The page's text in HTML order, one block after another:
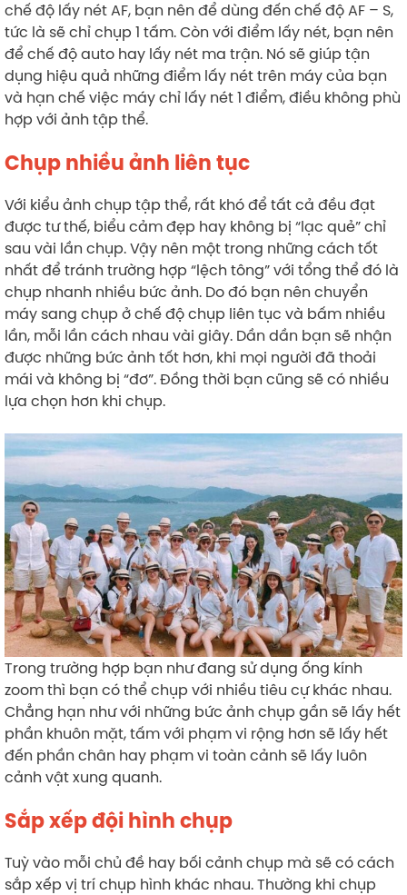
chế độ lấy nét AF, bạn nên để dùng đến chế độ AF – S,
tức là sẽ chỉ chụp 1 tấm. Còn với điểm lấy nét, bạn nên
để chế độ auto hay lấy nét ma trận. Nó sẽ giúp tận
dụng hiệu quả những điểm lấy nét trên máy của bạn
và hạn chế việc máy chỉ lấy nét 1 điểm, điều không phù
hợp với ảnh tập thể.
Chụp nhiều ảnh liên tục
Với kiểu ảnh chụp tập thể, rất khó để tất cả đều đạt
được tư thế, biểu cảm đẹp hay không bị “lạc quẻ” chỉ
sau vài lần chụp. Vậy nên một trong những cách tốt
nhất để tránh trường hợp “lệch tông” với tổng thể đó là
chụp nhanh nhiều bức ảnh. Do đó bạn nên chuyển
máy sang chụp ở chế độ chụp liên tục và bấm nhiều
lần, mỗi lần cách nhau vài giây. Dần dần bạn sẽ nhận
được những bức ảnh tốt hơn, khi mọi người đã thoải
mái và không bị “đơ”. Đồng thời bạn cũng sẽ có nhiều
lựa chọn hơn khi chụp.
Trong trường hợp bạn như đang sử dụng ống kính
zoom thì bạn có thể chụp với nhiều tiêu cự khác nhau.
Chẳng hạn như với những bức ảnh chụp gần sẽ lấy hết
phần khuôn mặt, tấm với phạm vi rộng hơn sẽ lấy hết
đến phần chân hay phạm vi toàn cảnh sẽ lấy luôn
cảnh vật xung quanh.
Sắp xếp đội hình chụp
Tuỳ vào mỗi chủ đề hay bối cảnh chụp mà sẽ có cách
sắp xếp vị trí chụp hình khác nhau. Thường khi chụp